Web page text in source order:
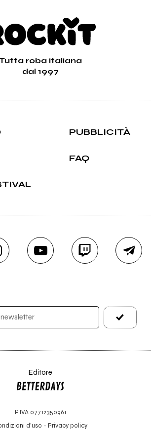
roba italiana
dal 1997
PUBBLICITÀ
FAQ
Editore
P.IVA 07712350961
d'uso - Privacy policy